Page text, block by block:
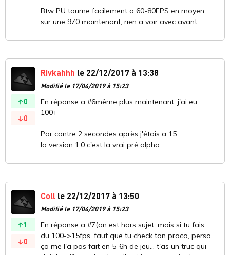
Btw PU tourne facilement a 60-80FPS en moyen
sur une 970 maintenant, rien a voir avec avant.
0
0
Rivkahhh le 22/12/2017 à 13:38
Modifié le 17/04/2019 à 15:23
En réponse a #6même plus maintenant, j'ai eu
100+
Par contre 2 secondes après j'étais a 15.
la version 1.0 c'est la vrai pré alpha..
1
0
Coll le 22/12/2017 à 13:50
Modifié le 17/04/2019 à 15:23
En réponse a #7(on est hors sujet, mais si tu fais
du 100->15fps, faut que tu check ton proco, perso
ça me l'a pas fait en 5-6h de jeu... t'as un truc qui